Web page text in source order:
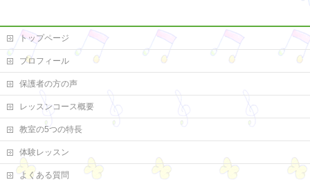
トップページ
プロフィール
保護者の方の声
レッスンコース概要
教室の5つの特長
体験レッスン
よくある質問